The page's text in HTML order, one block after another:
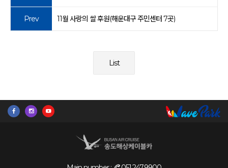
Prev 11월 사랑의 쌀 후원(해운대구 주민센터 7곳)
List